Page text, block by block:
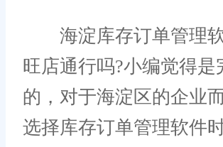
海淀库存订单管理
旺店通行吗?小编觉得是
的，对于海淀区的企业
选择库存订单管理软件